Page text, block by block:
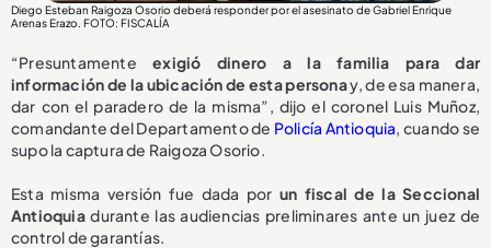
Diego Esteban Raigoza Osorio deberá responder por el asesinato de Gabriel Enrique
Arenas Erazo . FOTO: FISCALÍA
“Presuntamenteexigió dinero a la familia para dar
información de la ubicación de esta personay, de esa manera,
dar con el paradero de la misma”, dijo el coronel Luis Muñoz,
comandante del Departamento de Policía Antioquia, cuando se
supo la captura de Raigoza Osorio.
Esta misma versión fue dada por un fiscal de la Seccional
Antioquiadurante las audiencias preliminares ante un juez de
control de garantías.